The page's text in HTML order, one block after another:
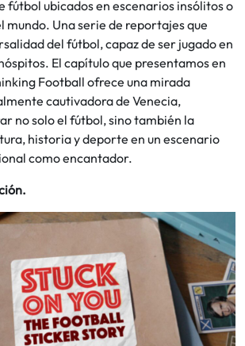
fútbol ubicados en escenarios insólitos o
mundo. Una serie de reportajes que
del fútbol, capaz de ser jugado en
El capítulo que presentamos en
Football ofrece una mirada
cautivadora de Venecia,
no solo el fútbol, sino también la
historia y deporte en un escenario
como encantador.